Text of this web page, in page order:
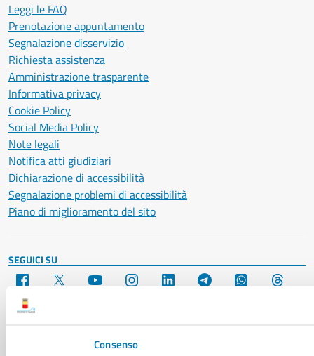
Consenso
Leggi le FAQ
Prenotazione appuntamento
Segnalazione disservizio
Richiesta assistenza
Amministrazione trasparente
Informativa privacy
Cookie Policy
Social Media Policy
Note legali
Notifica atti giudiziari
Dichiarazione di accessibilità
Segnalazione problemi di accessibilità
Piano di miglioramento del sito
SEGUICI SU
Facebook YouTube Instagram LinkedIn Telegram WhatsApp